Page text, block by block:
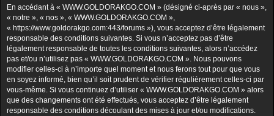
e
c
h
e
r
En accédant à « WWW.GOLDORAKGO.COM » (désigné ci-après par « nous »,
« notre », « nos », « WWW.GOLDORAKGO.COM »,
« https://www.goldorakgo.com:443/forums »), vous acceptez d’être légalement
responsable des conditions suivantes. Si vous n’acceptez pas d’être
légalement responsable de toutes les conditions suivantes, alors n’accédez
pas et/ou n’utilisez pas « WWW.GOLDORAKGO.COM ». Nous pouvons
modifier celles-ci à n’importe quel moment et nous ferons tout pour que vous
en soyez informé, bien qu’il soit prudent de vérifier régulièrement celles-ci par
vous-même. Si vous continuez d’utiliser « WWW.GOLDORAKGO.COM » alors
que des changements ont été effectués, vous acceptez d’être légalement
responsable des conditions découlant des mises à jour et/ou modifications.